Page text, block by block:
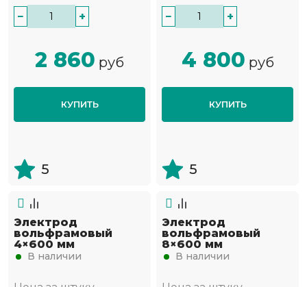
− +
2 860 руб
КУПИТЬ
5
− +
4 800 руб
КУПИТЬ
5
Электрод
вольфрамовый
4×600 мм
В наличии
Электрод
вольфрамовый
8×600 мм
В наличии